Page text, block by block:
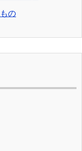
の